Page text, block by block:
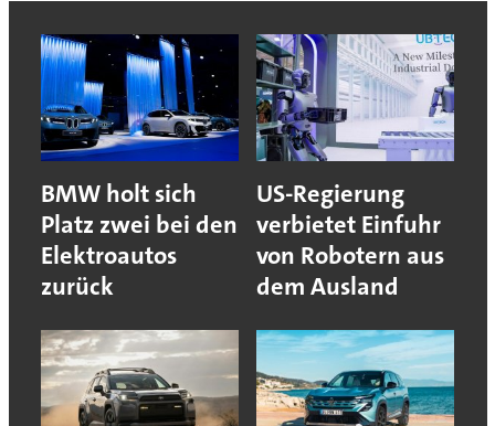
BMW holt sich
Platz zwei bei den
Elektroautos
zurück
US-Regierung
verbietet Einfuhr
von Robotern aus
dem Ausland